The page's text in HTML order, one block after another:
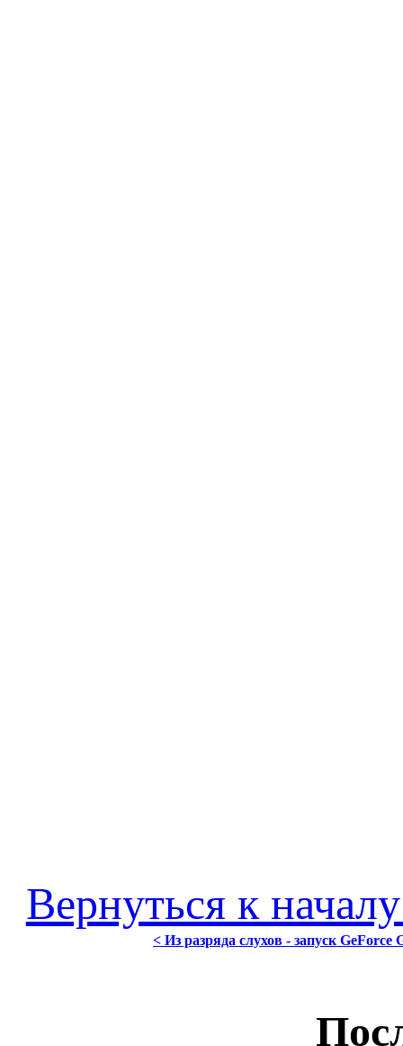
Вернуться к
< Из разряда слухов - запуск GeForce